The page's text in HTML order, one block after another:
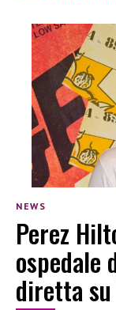
NEWS
Perez
ospedale
diretta su